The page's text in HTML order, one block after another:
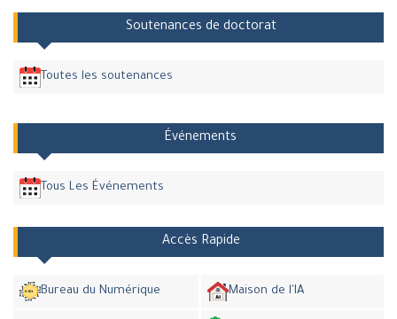
Soutenances de doctorat
Toutes les soutenances
Événements
Tous Les Événements
Accès Rapide
Bureau du Numérique Maison de l'IA